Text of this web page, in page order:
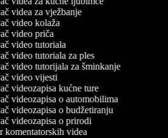
videa za vježbanje
video kolaža
video priča
video tutoriala
video tutoriala za ples
video tutorijala za šminkanje
video vijesti
videozapisa kućne ture
videozapisa o automobilima
videozapisa o budžetiranju
videozapisa o prirodi
komentatorskih videa